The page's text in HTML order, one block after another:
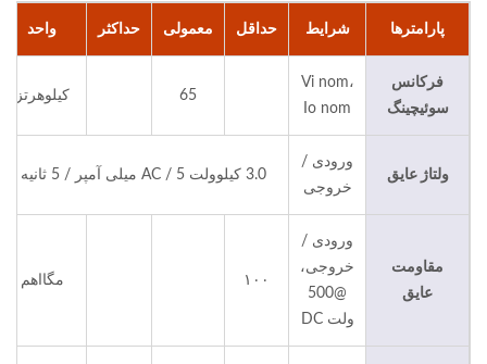
پارامترها شرایط حداقل معمولی حداکثر واحد
فرکانس
سوئیچینگ
Vi nom،
Io nom
65 کیلوهرتز
ولتاژ عایق
ورودی /
خروجی
3.0 کیلوولت AC / 5 میلی آمپر / 5 ثانیه
مقاومت
عایق
ورودی /
خروجی،
@500
ولت DC
۱۰۰ مگااهم